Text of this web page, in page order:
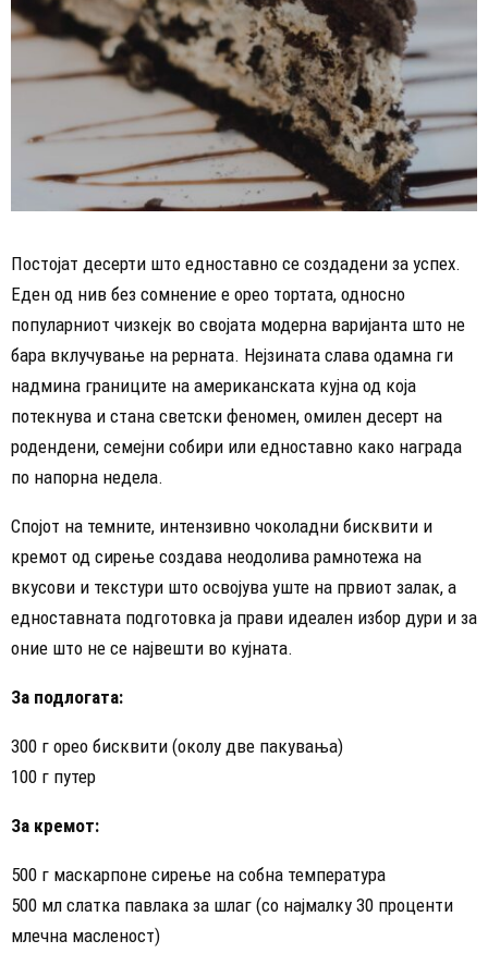
Постојат десерти што едноставно се создадени за успех.
Еден од нив без сомнение е орео тортата, односно
популарниот чизкејк во својата модерна варијанта што не
бара вклучување на рерната. Нејзината слава одамна ги
надмина границите на американската кујна од која
потекнува и стана светски феномен, омилен десерт на
родендени, семејни собири или едноставно како награда
по напорна недела.
Спојот на темните, интензивно чоколадни бисквити и
кремот од сирење создава неодолива рамнотежа на
вкусови и текстури што освојува уште на првиот залак, а
едноставната подготовка ја прави идеален избор дури и за
оние што не се највешти во кујната.
За подлогата:
300 г орео бисквити (околу две пакувања)
100 г путер
За кремот:
500 г маскарпоне сирење на собна температура
500 мл слатка павлака за шлаг (со најмалку 30 проценти
млечна масленост)